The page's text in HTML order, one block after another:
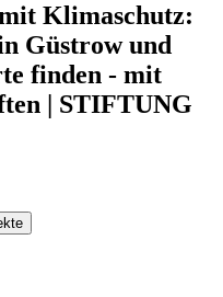
Klimaschutz:
Güstrow und
finden - mit
| STIFTUNG